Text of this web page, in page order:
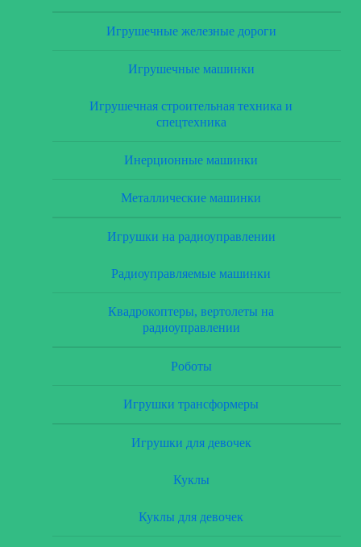
Игрушечные железные дороги
Игрушечные машинки
Игрушечная строительная техника и
спецтехника
Инерционные машинки
Металлические машинки
Игрушки на радиоуправлении
Радиоуправляемые машинки
Квадрокоптеры, вертолеты на
радиоуправлении
Роботы
Игрушки трансформеры
Игрушки для девочек
Куклы
Куклы для девочек